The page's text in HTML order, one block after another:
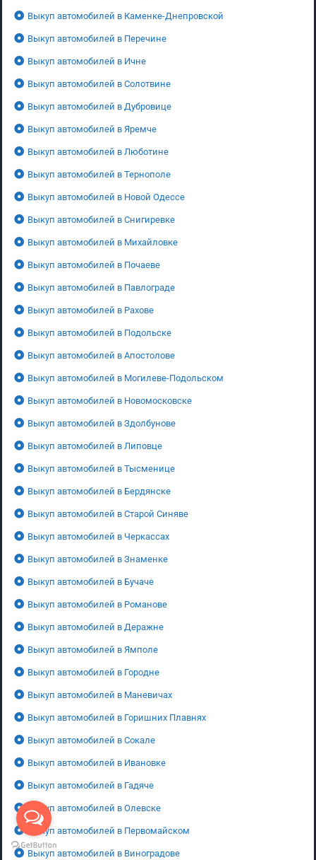
Выкуп автомобилей в Каменке-Днепровской
Выкуп автомобилей в Перечине
Выкуп автомобилей в Ичне
Выкуп автомобилей в Солотвине
Выкуп автомобилей в Дубровице
Выкуп автомобилей в Яремче
Выкуп автомобилей в Люботине
Выкуп автомобилей в Тернополе
Выкуп автомобилей в Новой Одессе
Выкуп автомобилей в Снигиревке
Выкуп автомобилей в Михайловке
Выкуп автомобилей в Почаеве
Выкуп автомобилей в Павлограде
Выкуп автомобилей в Рахове
Выкуп автомобилей в Подольске
Выкуп автомобилей в Апостолове
Выкуп автомобилей в Могилеве-Подольском
Выкуп автомобилей в Новомосковске
Выкуп автомобилей в Здолбунове
Выкуп автомобилей в Липовце
Выкуп автомобилей в Тысменице
Выкуп автомобилей в Бердянске
Выкуп автомобилей в Старой Синяве
Выкуп автомобилей в Черкассах
Выкуп автомобилей в Знаменке
Выкуп автомобилей в Бучаче
Выкуп автомобилей в Романове
Выкуп автомобилей в Деражне
Выкуп автомобилей в Ямполе
Выкуп автомобилей в Городне
Выкуп автомобилей в Маневичах
Выкуп автомобилей в Горишних Плавнях
Выкуп автомобилей в Сокале
Выкуп автомобилей в Ивановке
Выкуп автомобилей в Гадяче
Выкуп автомобилей в Олевске
Выкуп автомобилей в Первомайском
Выкуп автомобилей в Виноградове